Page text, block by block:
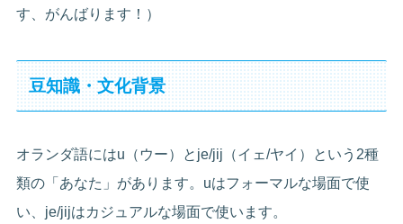
す、がんばります！）
豆知識・文化背景
オランダ語にはu（ウー）とje/jij（イェ/ヤイ）という2種
類の「あなた」があります。uはフォーマルな場面で使
い、je/jijはカジュアルな場面で使います。